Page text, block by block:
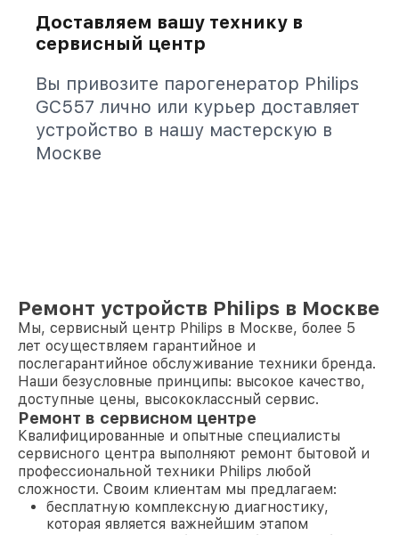
Доставляем вашу технику в
сервисный центр
Вы привозите парогенератор Philips
GC557 лично или курьер доставляет
устройство в нашу мастерскую в
Москве
Ремонт устройств Philips в Москве
Мы, сервисный центр Philips в Москве, более 5
лет осуществляем гарантийное и
послегарантийное обслуживание техники бренда.
Наши безусловные принципы: высокое качество,
доступные цены, высококлассный сервис.
Ремонт в сервисном центре
Квалифицированные и опытные специалисты
сервисного центра выполняют ремонт бытовой и
профессиональной техники Philips любой
сложности. Своим клиентам мы предлагаем:
бесплатную комплексную диагностику,
которая является важнейшим этапом